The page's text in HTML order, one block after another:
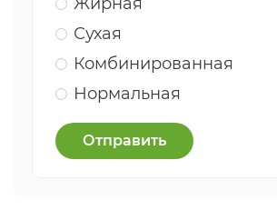
Сухая
Комбинированная
Нормальная
Отправить